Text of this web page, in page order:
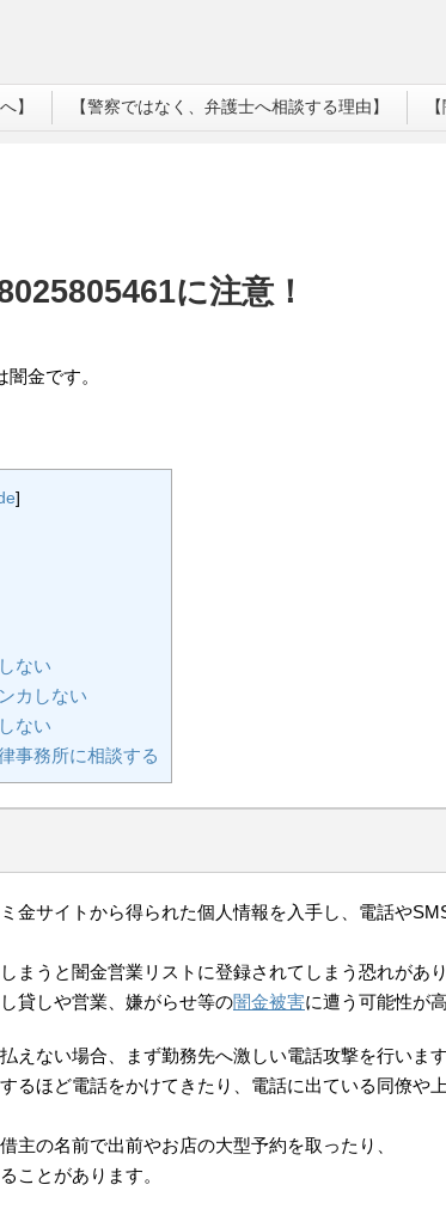
】 【警察ではなく、弁護士へ相談する理由】
に注意！
金です。
]
ない
カしない
ない
事務所に相談する
金サイトから得られた個人情報を入手し、電話や
まうと闇金営業リストに登録されてしまう恐れがあり
貸しや営業、嫌がらせ等の闇金被害に遭う可能性が
えない場合、まず勤務先へ激しい電話攻撃を行います
るほど電話をかけてきたり、電話に出ている同僚や
主の名前で出前やお店の大型予約を取ったり、
ことがあります。